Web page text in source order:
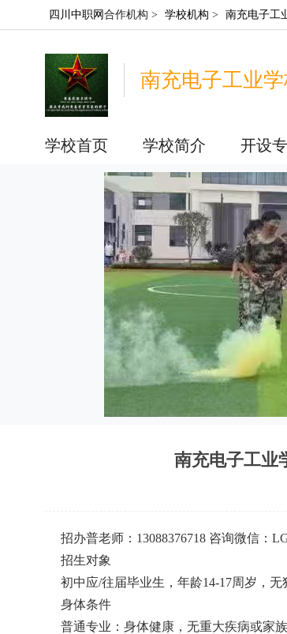
四川中职网 合作机构 > 学校机构 > 南充电子工
南充电子工业
学校首页 学校简介 开设
南充电子工业
招办普老师：13088376718 咨询微信：
招生对象
初中应/往届毕业生，年龄14-17周岁，无
身体条件
普通专业：身体健康，无重大疾病或家族